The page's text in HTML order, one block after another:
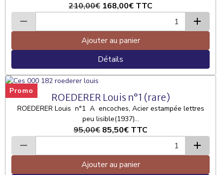
210,00€ 168,00€ TTC
Ajouter au panier
Détails
Promo
ROEDERER Louis n°1 (rare)
ROEDERER Louis n°1 A encoches, Acier estampée lettres
peu lisible(1937)...
95,00€ 85,50€ TTC
Ajouter au panier